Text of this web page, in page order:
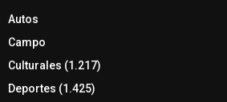
Autos
Campo
Culturales (1.217)
Deportes (1.425)